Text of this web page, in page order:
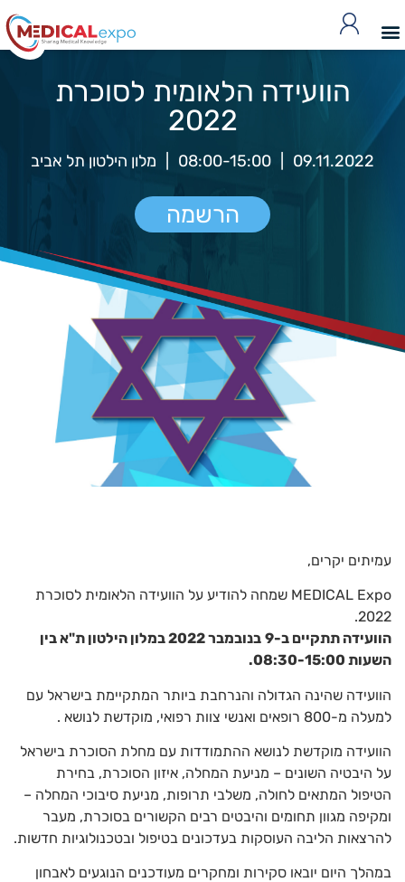
הוועידה הלאומית לסוכרת
2022
09.11.2022
08:00-15:00 מלון הילטון תל אביב
הרשמה
עמיתים יקרים,
MEDICAL Expo שמחה להודיע על הוועידה הלאומית לסוכרת
2022.
הוועידה תתקיים ב-9 בנובמבר
2022 במלון הילטון ת"א בין
השעות 08:30-15:00.
הוועידה שהינה הגדולה והנרחבת ביותר המתקיימת בישראל עם
למעלה מ-800 רופאים ואנשי צוות רפואי, מוקדשת לנושא .
הוועידה מוקדשת לנושא ההתמודדות עם מחלת הסוכרת בישראל
על היבטיה השונים – מניעת המחלה, איזון הסוכרת, בחירת
הטיפול המתאים לחולה, משלבי תרופות, מניעת סיבוכי המחלה –
ומקיפה מגוון תחומים והיבטים רבים הקשורים בסוכרת, מעבר
להרצאות הליבה העוסקות בעדכונים בטיפול ובטכנולוגיות חדשות.
במהלך היום יובאו סקירות ומחקרים מעודכנים הנוגעים לאבחון